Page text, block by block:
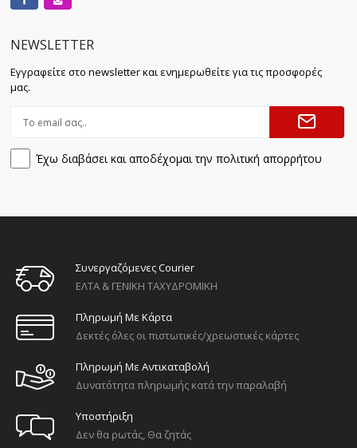
NEWSLETTER
Εγγραφείτε στο newsletter και ενημερωθείτε για τις προσφορές
μας.
Έχω διαβάσει και αποδέχομαι την πολιτική απορρήτου
Συνεργαζόμενες Courier
ΕΛΤΑ & ΓΕΝΙΚΗ ΤΑΧΥΔΡΟΜΙΚΗ
Πληρωμή Με Κάρτα
Δεκτές όλες οι πιστωτικές/χρεωστικές κάρτες
Πληρωμή Με Αντικαταβολή
Δυνατότητα πληρωμής κατά την παραλαβή
Υποστήριξη
Δεν θα ρωτάς, Θα ζητάς